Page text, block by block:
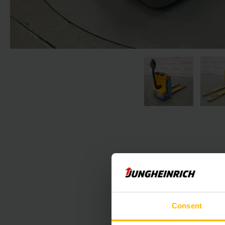
Consent
Der folgende